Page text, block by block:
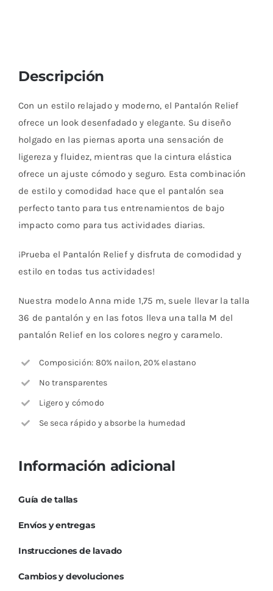
Descripción
Con un estilo relajado y moderno, el Pantalón Relief
ofrece un look desenfadado y elegante. Su diseño
holgado en las piernas aporta una sensación de
ligereza y fluidez, mientras que la cintura elástica
ofrece un ajuste cómodo y seguro. Esta combinación
de estilo y comodidad hace que el pantalón sea
perfecto tanto para tus entrenamientos de bajo
impacto como para tus actividades diarias.
¡Prueba el Pantalón Relief y disfruta de comodidad y
estilo en todas tus actividades!
Nuestra modelo Anna mide 1,75 m, suele llevar la talla
36 de pantalón y en las fotos lleva una talla M del
pantalón Relief en los colores negro y caramelo.
Composición: 80% nailon, 20% elastano
No transparentes
Ligero y cómodo
Se seca rápido y absorbe la humedad
Información adicional
Guía de tallas
Envíos y entregas
Instrucciones de lavado
Cambios y devoluciones